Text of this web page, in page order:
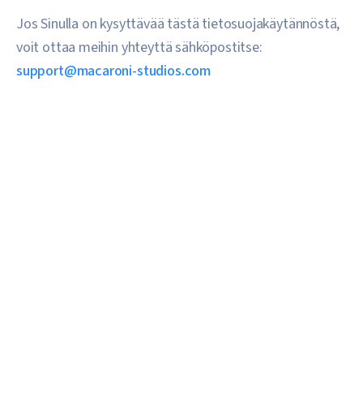
Jos Sinulla on kysyttävää tästä tietosuojakäytännöstä,
voit ottaa meihin yhteyttä sähköpostitse:
support@macaroni-studios.com